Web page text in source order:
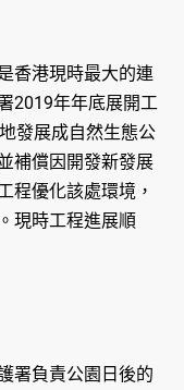
香港現時最大的連
2019年年底展開工
發展成自然生態公
補償因開發新發展
程優化該處環境，
現時工程進展順
署負責公園日後的